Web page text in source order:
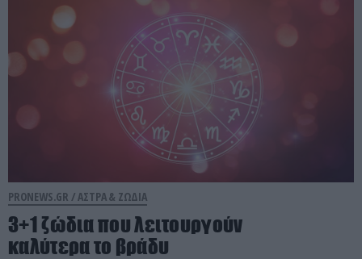
PRONEWS.GR / ΑΣΤΡΑ & ΖΩΔΙΑ
3+1 ζώδια που λειτουργούν
καλύτερα το βράδυ